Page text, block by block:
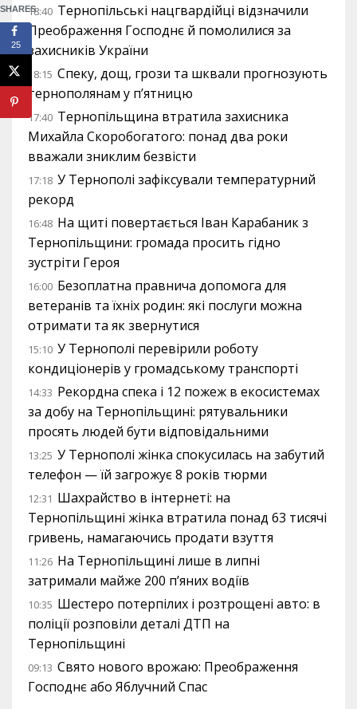
18:40 Тернопільські нацгвардійці відзначили
Преображення Господнє й помолилися за
захисників України
18:15 Спеку, дощ, грози та шквали прогнозують
тернополянам у п’ятницю
17:40 Тернопільщина втратила захисника
Михайла Скоробогатого: понад два роки
вважали зниклим безвісти
17:18 У Тернополі зафіксували температурний
рекорд
16:48 На щиті повертається Іван Карабаник з
Тернопільщини: громада просить гідно
зустріти Героя
16:00 Безоплатна правнича допомога для
ветеранів та їхніх родин: які послуги можна
отримати та як звернутися
15:10 У Тернополі перевірили роботу
кондиціонерів у громадському транспорті
14:33 Рекордна спека і 12 пожеж в екосистемах
за добу на Тернопільщині: рятувальники
просять людей бути відповідальними
13:25 У Тернополі жінка спокусилась на забутий
телефон — їй загрожує 8 років тюрми
12:31 Шахрайство в інтернеті: на
Тернопільщині жінка втратила понад 63 тисячі
гривень, намагаючись продати взуття
11:26 На Тернопільщині лише в липні
затримали майже 200 п’яних водіїв
10:35 Шестеро потерпілих і розтрощені авто: в
поліції розповіли деталі ДТП на
Тернопільщині
09:13 Свято нового врожаю: Преображення
Господнє або Яблучний Спас
SHARES
25